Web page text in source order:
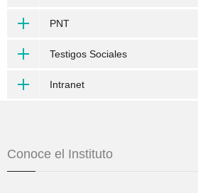
PNT
Testigos Sociales
Intranet
Conoce el Instituto